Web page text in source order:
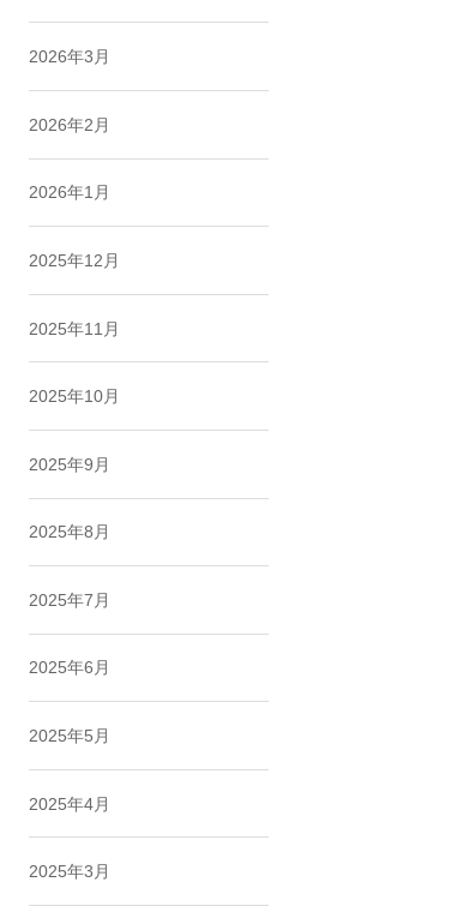
2026年3月
2026年2月
2026年1月
2025年12月
2025年11月
2025年10月
2025年9月
2025年8月
2025年7月
2025年6月
2025年5月
2025年4月
2025年3月